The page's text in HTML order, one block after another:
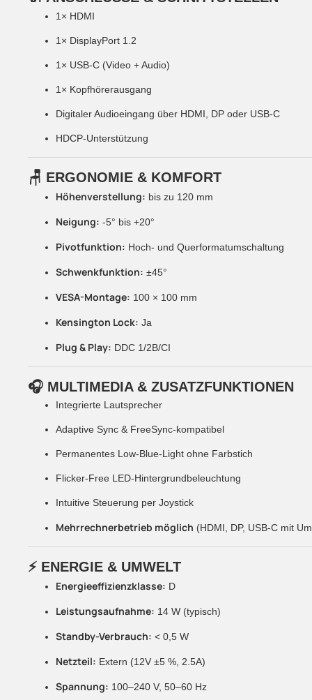
1× HDMI
1× DisplayPort 1.2
1× USB-C (Video + Audio)
1× Kopfhörerausgang
Digitaler Audioeingang über HDMI, DP oder USB-C
HDCP-Unterstützung
🪑 ERGONOMIE & KOMFORT
Höhenverstellung: bis zu 120 mm
Neigung: -5° bis +20°
Pivotfunktion: Hoch- und Querformatumschaltung
Schwenkfunktion: ±45°
VESA-Montage: 100 × 100 mm
Kensington Lock: Ja
Plug & Play: DDC 1/2B/CI
🎧 MULTIMEDIA & ZUSATZFUNKTIONEN
Integrierte Lautsprecher
Adaptive Sync & FreeSync-kompatibel
Permanentes Low-Blue-Light ohne Farbstich
Flicker-Free LED-Hintergrundbeleuchtung
Intuitive Steuerung per Joystick
Mehrrechnerbetrieb möglich (HDMI, DP, USB-C mit
⚡ ENERGIE & UMWELT
Energieeffizienzklasse: D
Leistungsaufnahme: 14 W (typisch)
Standby-Verbrauch: < 0,5 W
Netzteil: Extern (12V ±5 %, 2.5A)
Spannung: 100–240 V, 50–60 Hz